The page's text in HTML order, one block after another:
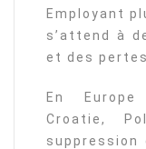
Employant
s’attend à
et des pertes
En
Croatie,
suppression